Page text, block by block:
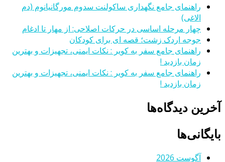
راهنمای جامع نگهداری ساکولنت سدوم مورگانیانوم (دم
الاغی)
چهار مرحله اساسی در حرکات اصلاحی: از مهار تا ادغام
جوجه اردک زشت؛ قصه ای برای کودکان
راهنمای جامع سفر به کویر : نکات ایمنی، تجهیزات و بهترین
زمان بازدید !
راهنمای جامع سفر به کویر : نکات ایمنی، تجهیزات و بهترین
زمان بازدید !
آخرین دیدگاه‌ها
بایگانی‌ها
آگوست 2026